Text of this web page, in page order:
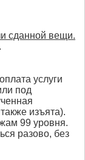
сданной вещи.
услуги
под
изъята).
99 уровня.
разово, без